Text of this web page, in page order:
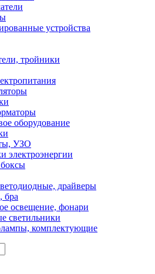
устройства
тройники
оборудование
УЗО
электроэнергии
драйверы
бра
освещение, фонари
светильники
комплектующие